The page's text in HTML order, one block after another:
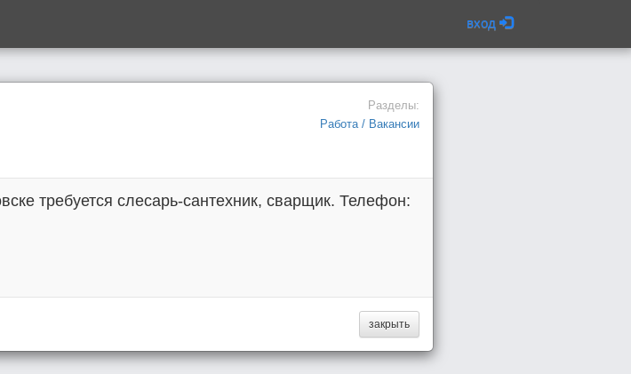
вход
Разделы:
Работа / Вакансии
требуется слесарь-сантехник, сварщик. Телефон:
закрыть